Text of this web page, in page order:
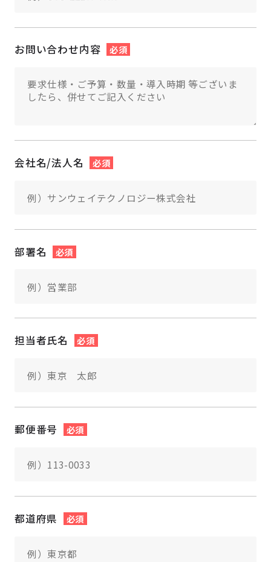
お問い合わせ内容 必須
会社名/法人名 必須
部署名 必須
担当者氏名 必須
郵便番号 必須
都道府県 必須